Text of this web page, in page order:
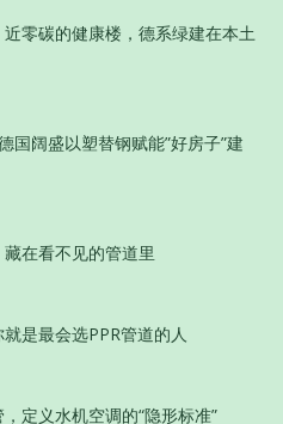
零碳的健康楼，德系绿建在本土
国阔盛以塑替钢赋能”好房子”建
在看不见的管道里
是最会选PPR管道的人
定义水机空调的“隐形标准”